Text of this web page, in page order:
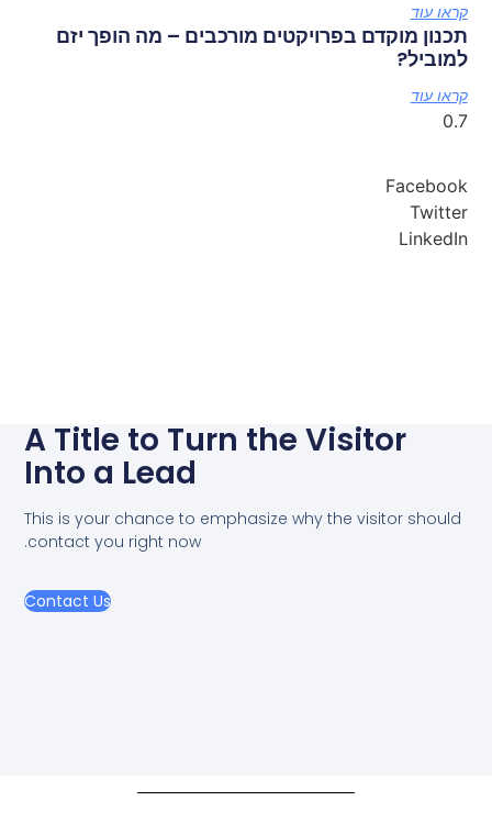
קראו עוד
תכנון מוקדם בפרויקטים מורכבים – מה הופך יזם
למוביל?
קראו עוד
Facebook
Twitter
LinkedIn
A Title to Turn the Visitor
Into a Lead
This is your chance to emphasize why the visitor should
contact you right now.
Contact Us